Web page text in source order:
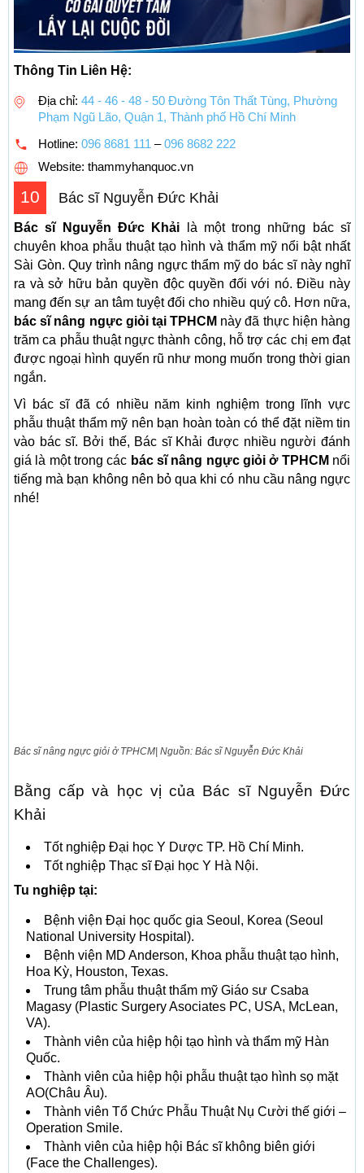
Thông Tin Liên Hệ:
Địa chỉ: 44 - 46 - 48 - 50 Đường Tôn Thất Tùng, Phường
Phạm Ngũ Lão, Quận 1, Thành phố Hồ Chí Minh
Hotline: 096 8681 111 –096 8682 222
Website: thammyhanquoc.vn
10 Bác sĩ Nguyễn Đức Khải
Bác sĩ Nguyễn Đức Khải là một trong những bác sĩ
chuyên khoa phẫu thuật tạo hình và thẩm mỹ nổi bật nhất
Sài Gòn. Quy trình nâng ngực thẩm mỹ do bác sĩ này nghĩ
ra và sở hữu bản quyền độc quyền đối với nó. Điều này
mang đến sự an tâm tuyệt đối cho nhiều quý cô. Hơn nữa,
bác sĩ nâng ngực giỏi tại TPHCM này đã thực hiện hàng
trăm ca phẫu thuật ngực thành công, hỗ trợ các chị em đạt
được ngoại hình quyến rũ như mong muốn trong thời gian
ngắn.
Vì bác sĩ đã có nhiều năm kinh nghiệm trong lĩnh vực
phẫu thuật thẩm mỹ nên bạn hoàn toàn có thể đặt niềm tin
vào bác sĩ. Bởi thế, Bác sĩ Khải được nhiều người đánh
giá là một trong các bác sĩ nâng ngực giỏi ở TPHCM nổi
tiếng mà bạn không nên bỏ qua khi có nhu cầu nâng ngực
nhé!
Bác sĩ nâng ngực giỏi ở TPHCM| Nguồn: Bác sĩ Nguyễn Đức Khải
Bằng cấp và học vị của Bác sĩ Nguyễn Đức
Khải
Tốt nghiệp Đại học Y Dược TP. Hồ Chí Minh.
Tốt nghiệp Thạc sĩ Đại học Y Hà Nội.
Tu nghiệp tại:
Bệnh viện Đại học quốc gia Seoul, Korea (Seoul
National University Hospital).
Bệnh viện MD Anderson, Khoa phẫu thuật tạo hình,
Hoa Kỳ, Houston, Texas.
Trung tâm phẫu thuật thẩm mỹ Giáo sư Csaba
Magasy (Plastic Surgery Asociates PC, USA, McLean,
VA).
Thành viên của hiệp hội tạo hình và thẩm mỹ Hàn
Quốc.
Thành viên của hiệp hội phẫu thuật tạo hình sọ mặt
AO(Châu Âu).
Thành viên Tổ Chức Phẫu Thuật Nụ Cười thế giới –
Operation Smile.
Thành viên của hiệp hội Bác sĩ không biên giới
(Face the Challenges).